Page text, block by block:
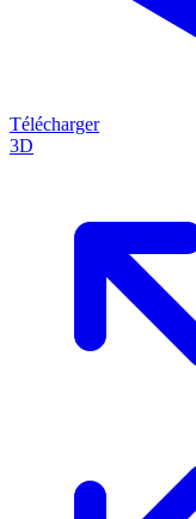
Télécharger
3D